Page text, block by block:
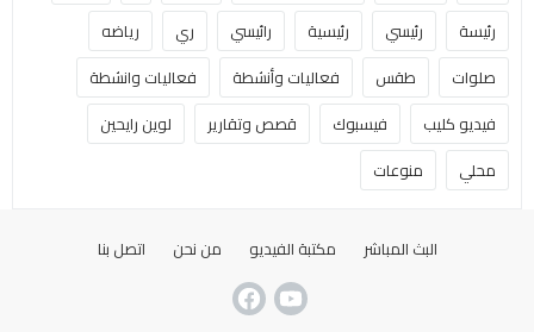
رئيسة
رئيسي رئيسية رائيسي ري
رياضه
صلوات
طقس فعاليات وأنشطة
فعاليات وانشطة
فيديو كليب
فيسبوك قصص وتقارير
لوين رايحين
محلي
منوعات
البث المباشر مكتبة الفيديو من نحن اتصل بنا